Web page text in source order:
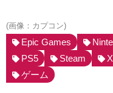
(画像：カプコン)
Epic Games
PS5
Steam
ゲーム